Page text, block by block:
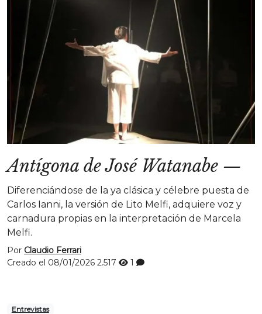
Antígona de José Watanabe —
Diferenciándose de la ya clásica y célebre puesta de
Carlos Ianni, la versión de Lito Melfi, adquiere voz y
carnadura propias en la interpretación de Marcela
Melfi.
Por Claudio Ferrari
Creado el 08/01/2026 2.517 1
Entrevistas